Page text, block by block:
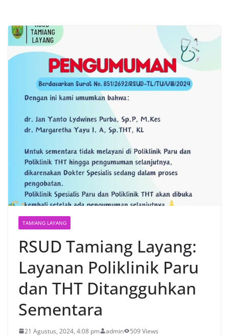
TAMIANG LAYANG
RSUD Tamiang Layang:
Layanan Poliklinik Paru
dan THT Ditangguhkan
Sementara
21 Agustus, 2024, 4:08 pm admin 509 Views